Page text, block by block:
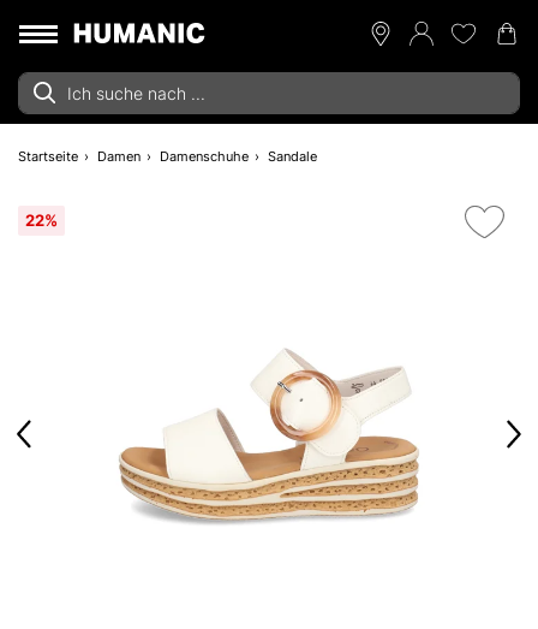
Startseite Damen Damenschuhe Sandale
22%